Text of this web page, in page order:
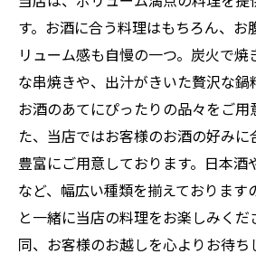
す。お酒に合う料理はもちろん、お
リューム感も自慢の一つ。炭火で焼
な串焼きや、出汁がきいた贅沢な鍋
お酒のあてにぴったりの品々をご用
た、当店ではお客様のお酒の好みに
豊富にご用意しております。日本酒
など、幅広い種類を揃えております
と一緒に当店の料理をお楽しみく
同、お客様のお越しを心よりお待ち